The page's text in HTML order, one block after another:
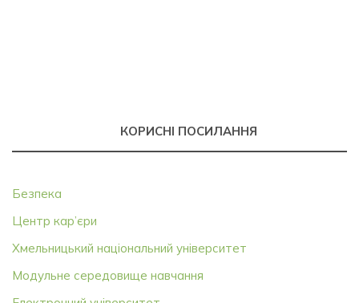
КОРИСНІ ПОСИЛАННЯ
Безпека
Центр кар’єри
Хмельницький національний університет
Модульне середовище навчання